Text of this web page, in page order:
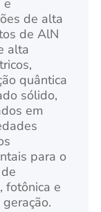
e
de alta
de AlN
alta
quântica
sólido,
em
para o
fotônica e